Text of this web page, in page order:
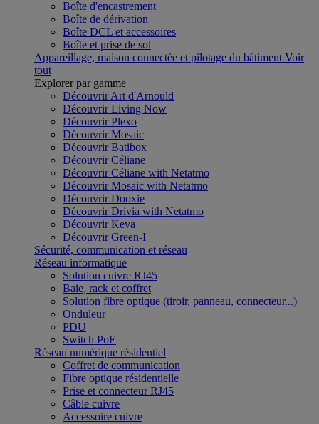
Boîte d'encastrement
Boîte de dérivation
Boîte DCL et accessoires
Boîte et prise de sol
Appareillage, maison connectée et pilotage du bâtiment Voir
tout
Explorer par gamme
Découvrir Art d'Arnould
Découvrir Living Now
Découvrir Plexo
Découvrir Mosaic
Découvrir Batibox
Découvrir Céliane
Découvrir Céliane with Netatmo
Découvrir Mosaic with Netatmo
Découvrir Dooxie
Découvrir Drivia with Netatmo
Découvrir Keva
Découvrir Green-I
Sécurité, communication et réseau
Réseau informatique
Solution cuivre RJ45
Baie, rack et coffret
Solution fibre optique (tiroir, panneau, connecteur...)
Onduleur
PDU
Switch PoE
Réseau numérique résidentiel
Coffret de communication
Fibre optique résidentielle
Prise et connecteur RJ45
Câble cuivre
Accessoire cuivre